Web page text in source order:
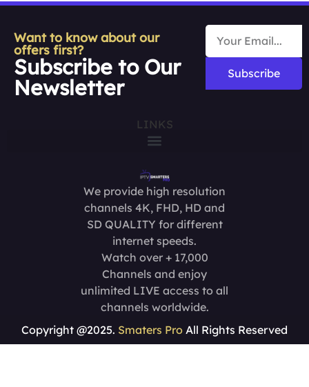
Want to know about our
offers first?
Subscribe to Our
Newsletter
Subscribe
LINKS
We provide high resolution
channels 4K, FHD, HD and
SD QUALITY for different
internet speeds.
Watch over + 17,000
Channels and enjoy
unlimited LIVE access to all
channels worldwide.
Copyright @2025. Smaters Pro All Rights Reserved